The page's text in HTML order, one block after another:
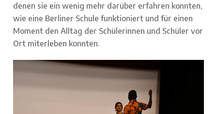
denen sie ein wenig mehr darüber erfahren konnten,
wie eine Berliner Schule funktioniert und für einen
Moment den Alltag der Schülerinnen und Schüler vor
Ort miterleben konnten.